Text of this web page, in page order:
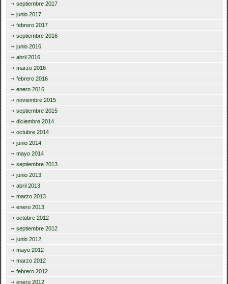
septiembre 2017
junio 2017
febrero 2017
septiembre 2016
junio 2016
abril 2016
marzo 2016
febrero 2016
enero 2016
noviembre 2015
septiembre 2015
diciembre 2014
octubre 2014
junio 2014
mayo 2014
septiembre 2013
junio 2013
abril 2013
marzo 2013
enero 2013
octubre 2012
septiembre 2012
junio 2012
mayo 2012
marzo 2012
febrero 2012
enero 2012